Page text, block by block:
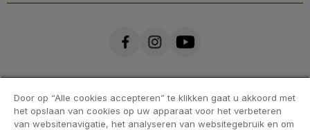
Door op “Alle cookies accepteren” te klikken gaat u akkoord met
het opslaan van cookies op uw apparaat voor het verbeteren
van websitenavigatie, het analyseren van websitegebruik en om